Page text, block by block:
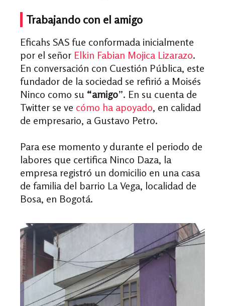
Trabajando con el amigo
Eficahs SAS fue conformada inicialmente
por el señor Elkin Fabian Mojica Lizarazo.
En conversación con Cuestión Pública, este
fundador de la sociedad se refirió a Moisés
Ninco como su “amigo”. En su cuenta de
Twitter se ve cómo ha apoyado, en calidad
de empresario, a Gustavo Petro.
Para ese momento y durante el periodo de
labores que certifica Ninco Daza, la
empresa registró un domicilio en una casa
de familia del barrio La Vega, localidad de
Bosa, en Bogotá.